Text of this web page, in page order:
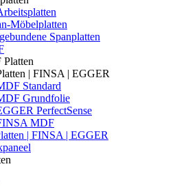
Möbelplatten
Spanplatten
| FINSA | EGGER
Standard
Grundfolie
PerfectSense
MDF
| FINSA | EGGER